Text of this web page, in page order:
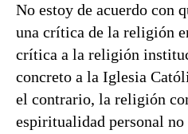
No estoy de acuerdo con
una crítica de la religión
crítica a la religión
concreto a la Iglesia
el contrario, la religión
espiritualidad personal no